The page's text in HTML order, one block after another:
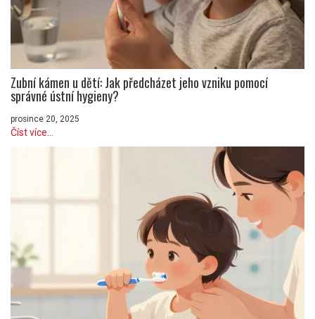
Zubní kámen u dětí: Jak předcházet jeho vzniku pomocí
správné ústní hygieny?
prosince 20, 2025
Číst více...